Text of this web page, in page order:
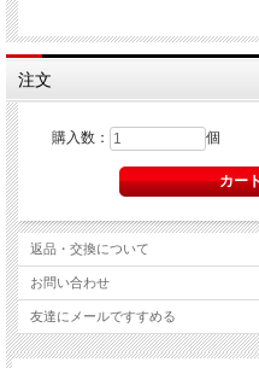
注文
購入数： 個
返品・交換について
お問い合わせ
友達にメールですすめる